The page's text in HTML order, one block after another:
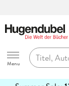
Hugendubel
Menu